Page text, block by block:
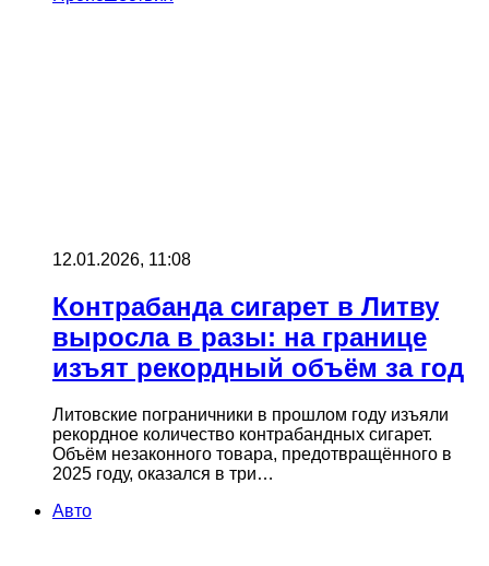
12.01.2026, 11:08
Контрабанда сигарет в Литву
выросла в разы: на границе
изъят рекордный объём за год
Литовские пограничники в прошлом году изъяли
рекордное количество контрабандных сигарет.
Объём незаконного товара, предотвращённого в
2025 году, оказался в три…
Авто